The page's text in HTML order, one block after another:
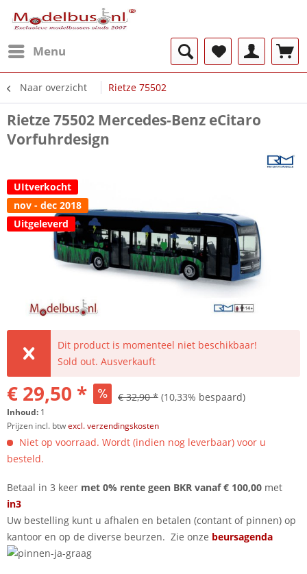
Menu
Naar overzicht Rietze 75502
Rietze 75502 Mercedes-Benz eCitaro
Vorfuhrdesign
UItverkocht
nov - dec 2018
Uitgeleverd
Dit product is momenteel niet beschikbaar!
Sold out. Ausverkauft
€ 29,50 * € 32,90 * (10,33% bespaard)
Inhoud: 1
Prijzen incl. btwexcl. verzendingskosten
Niet op voorraad. Wordt (indien nog leverbaar) voor u
besteld.
Betaal in 3 keer met 0% rente geen BKR vanaf € 100,00 met
in3
Uw bestelling kunt u afhalen en betalen (contant of pinnen) op
kantoor en op de diverse beurzen. Zie onze beursagenda